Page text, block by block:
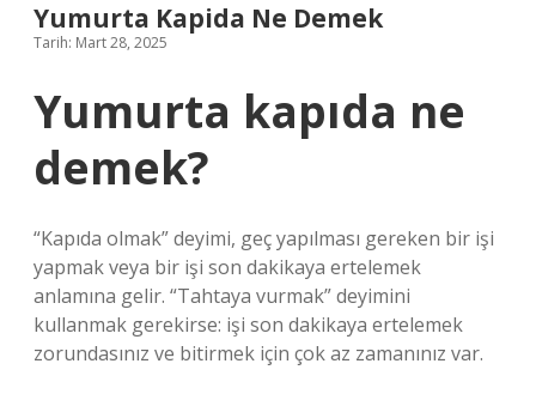
Yumurta Kapida Ne Demek
Tarih: Mart 28, 2025
Yumurta kapıda ne
demek?
“Kapıda olmak” deyimi, geç yapılması gereken bir işi
yapmak veya bir işi son dakikaya ertelemek
anlamına gelir. “Tahtaya vurmak” deyimini
kullanmak gerekirse: işi son dakikaya ertelemek
zorundasınız ve bitirmek için çok az zamanınız var.